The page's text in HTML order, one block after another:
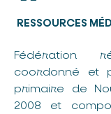
RESSOURCES
Fédération
coordonné et
primaire de
2008 et